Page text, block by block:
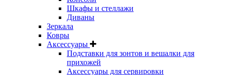
Шкафы и стеллажи
Диваны
Зеркала
Ковры
Аксессуары
Подставки для зонтов и вешалки для
прихожей
Аксессуары для сервировки